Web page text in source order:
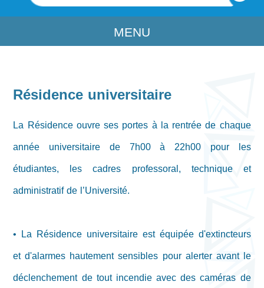
MENU
Résidence universitaire
La Résidence ouvre ses portes à la rentrée de chaque
année universitaire de 7h00 à 22h00 pour les
étudiantes, les cadres professoral, technique et
administratif de l’Université.
• La Résidence universitaire est équipée d'extincteurs
et d'alarmes hautement sensibles pour alerter avant le
déclenchement de tout incendie avec des caméras de